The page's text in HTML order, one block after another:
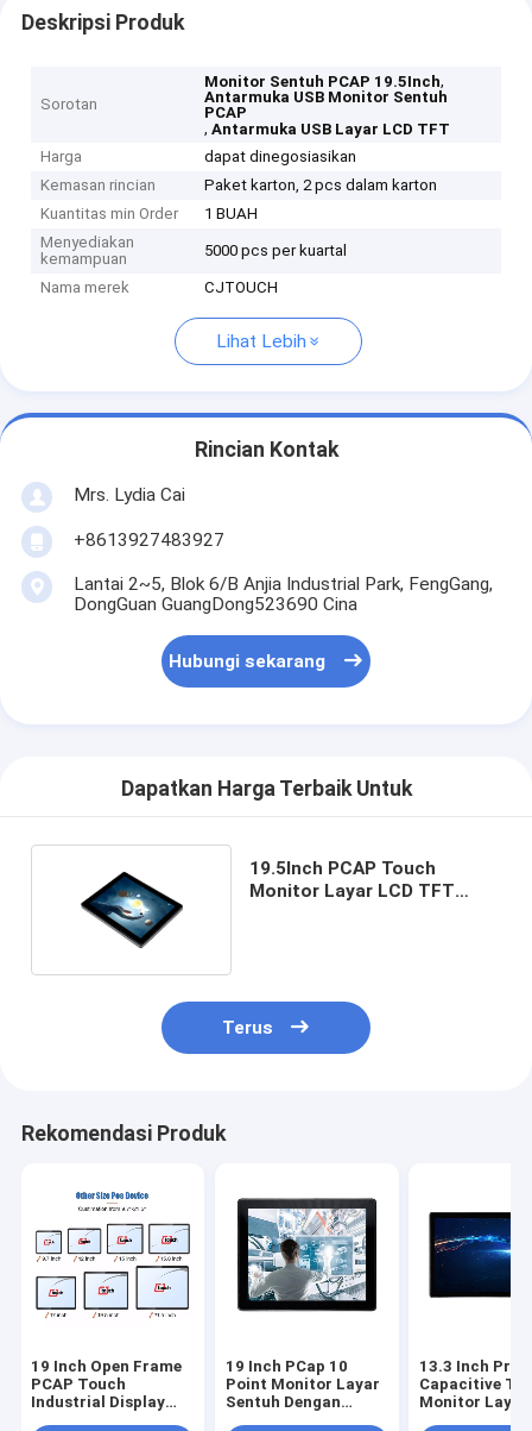
Deskripsi Produk
Sorotan
Monitor Sentuh PCAP 19.5Inch,
Antarmuka USB Monitor Sentuh
PCAP
,Antarmuka USB Layar LCD TFT
Harga
dapat dinegosiasikan
Kemasan rincian
Paket karton, 2 pcs dalam karton
Kuantitas min Order
1 BUAH
Menyediakan
kemampuan
5000 pcs per kuartal
Nama merek CJTOUCH
Lihat Lebih
Rincian Kontak
Mrs. Lydia Cai
+8613927483927
Lantai 2~5, Blok 6/B Anjia Industrial Park, FengGang,
DongGuan GuangDong523690 Cina
Hubungi sekarang
Dapatkan Harga Terbaik Untuk
19.5Inch PCAP Touch
Monitor Layar LCD TFT
Terus
Rekomendasi Produk
19 Inch Open Frame
PCAP Touch
Industrial Display
19 Inch PCap 10
Point Monitor Layar
Sentuh Dengan
13.3 Inch
Capacitive
Monitor Layar